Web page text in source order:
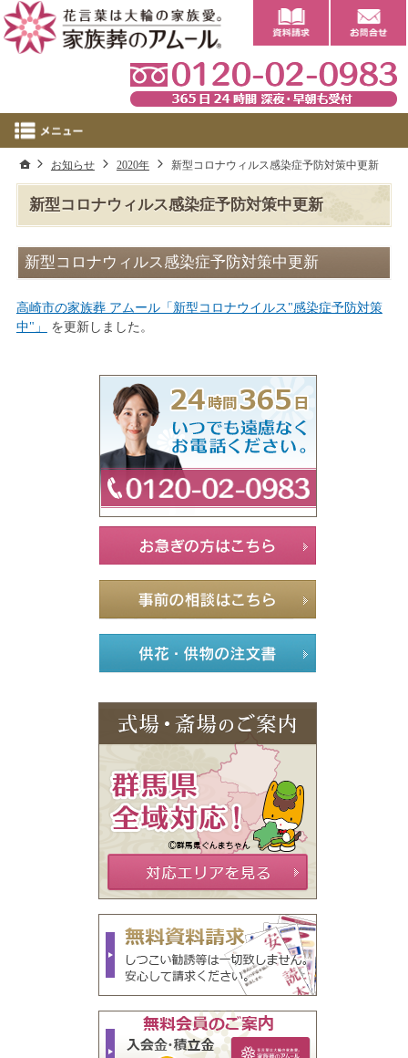
新型コロナウィルス感染症予防対策中更新
新型コロナウィルス感染症予防対策中更新
高崎市の家族葬 アムール「新型コロナウイルス"感染症予防対策
中"」
を更新しました。
ホーム
お知らせ 2020年 新型コロナウィルス感染症予防対策中更新